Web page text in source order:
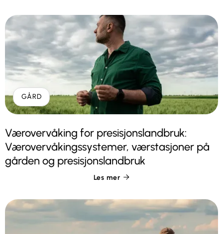
GÅRD
Værovervåking for presisjonslandbruk:
Værovervåkingssystemer, værstasjoner på
gården og presisjonslandbruk
Les mer 